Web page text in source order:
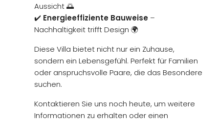
Aussicht 🌅
✔️ Energieeffiziente Bauweise –
Nachhaltigkeit trifft Design 🌍
Diese Villa bietet nicht nur ein Zuhause,
sondern ein Lebensgefühl. Perfekt für Familien
oder anspruchsvolle Paare, die das Besondere
suchen.
Kontaktieren Sie uns noch heute, um weitere
Informationen zu erhalten oder einen